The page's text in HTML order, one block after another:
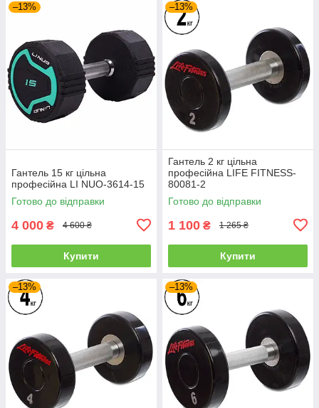
–13%
Гантель 15 кг цільна
професійна LI NUO-3614-15
Готово до відправки
4 000 ₴ 4 600 ₴
Купити
–13%
Гантель 2 кг цільна
професійна LIFE FITNESS-
80081-2
Готово до відправки
1 100 ₴ 1 265 ₴
Купити
–13% –13%